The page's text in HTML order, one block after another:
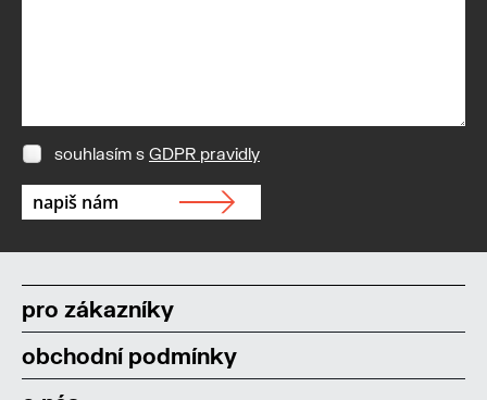
souhlasím s GDPR pravidly
pro zákazníky
obchodní podmínky